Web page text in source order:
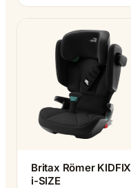
Britax Römer KIDFIX
i-SIZE